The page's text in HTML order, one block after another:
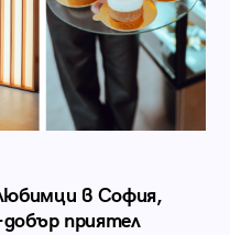
в София,
приятел